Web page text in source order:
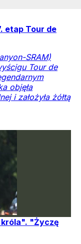
etap Tour de
SRAM)
Tour de
objęła
i założyła żółtą
króla". "Życzę